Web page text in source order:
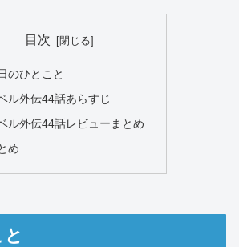
目次
のひとこと
ル外伝44話あらすじ
ル外伝44話レビューまとめ
め